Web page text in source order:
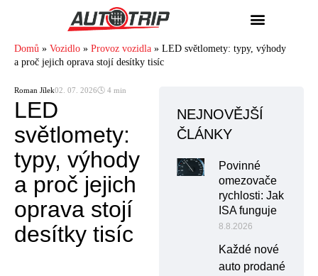
Domů » Vozidlo » Provoz vozidla » LED světlomety: typy, výhody
a proč jejich oprava stojí desítky tisíc
Roman Jílek02. 07. 2026🕓 4 min
LED
světlomety:
typy, výhody
a proč jejich
oprava stojí
desítky tisíc
NEJNOVĚJŠÍ
ČLÁNKY
Povinné
omezovače
rychlosti: Jak
ISA funguje
8.8.2026
Každé nové
auto prodané